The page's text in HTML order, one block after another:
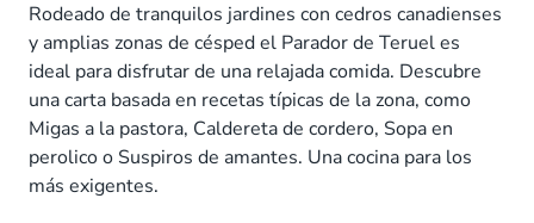
Rodeado de tranquilos jardines con cedros canadienses
y amplias zonas de césped el Parador de Teruel es
ideal para disfrutar de una relajada comida. Descubre
una carta basada en recetas típicas de la zona, como
Migas a la pastora, Caldereta de cordero, Sopa en
perolico o Suspiros de amantes. Una cocina para los
más exigentes.